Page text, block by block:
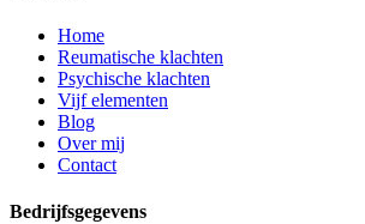
Home
Reumatische klachten
Psychische klachten
Vijf elementen
Blog
Over mij
Contact
Bedrijfsgegevens